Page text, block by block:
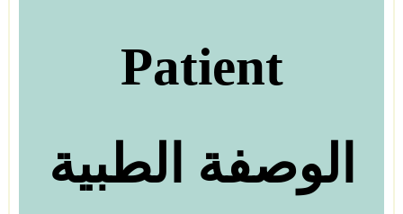
Patient
الوصفة الطبية